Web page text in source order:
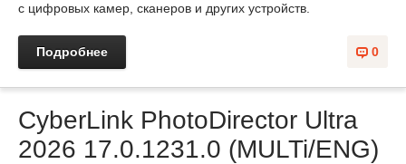
с цифровых камер, сканеров и других устройств.
0
Подробнее
CyberLink PhotoDirector Ultra
2026 17.0.1231.0 (MULTi/ENG)